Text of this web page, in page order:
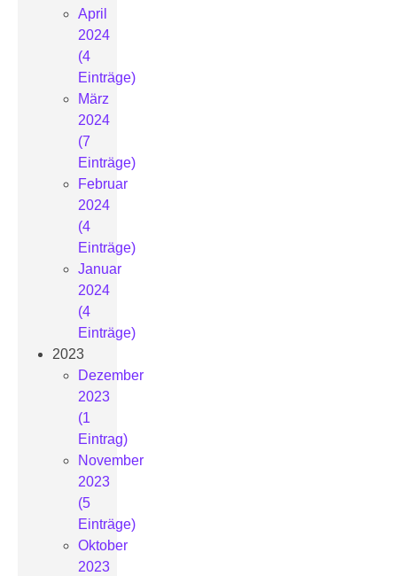
April
2024
(4
Einträge)
März
2024
(7
Einträge)
Februar
2024
(4
Einträge)
Januar
2024
(4
Einträge)
2023
Dezember
2023
(1
Eintrag)
November
2023
(5
Einträge)
Oktober
2023